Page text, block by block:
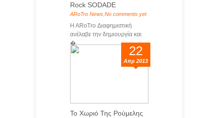
Rock SODADE
ARoTro News No comments yet
H ARoTro Διαφημιστική
ανέλαβε την δημιουργία και
�...
22
Απρ 2013
Το Χωριό Της Ρούμελης